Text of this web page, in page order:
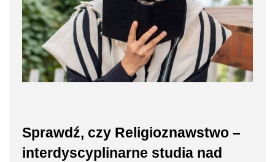
Sprawdź, czy Religioznawstwo –
interdyscyplinarne studia nad